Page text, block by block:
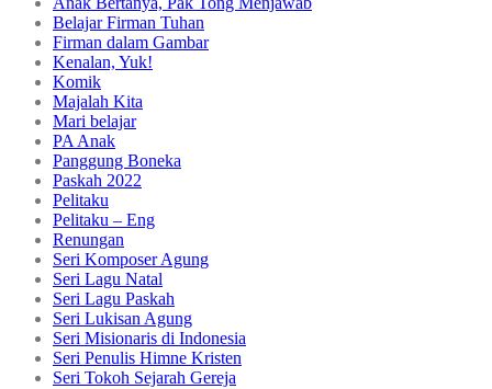
Belajar Firman Tuhan
Firman dalam Gambar
Kenalan, Yuk!
Komik
Majalah Kita
Mari belajar
PA Anak
Panggung Boneka
Paskah 2022
Pelitaku
Pelitaku – Eng
Renungan
Seri Komposer Agung
Seri Lagu Natal
Seri Lagu Paskah
Seri Lukisan Agung
Seri Misionaris di Indonesia
Seri Penulis Himne Kristen
Seri Tokoh Sejarah Gereja